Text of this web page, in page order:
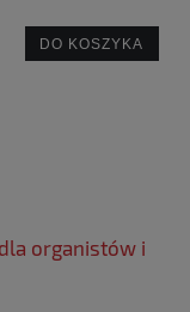
DO KOSZYKA
organistów i